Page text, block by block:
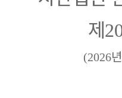
제
(2026년